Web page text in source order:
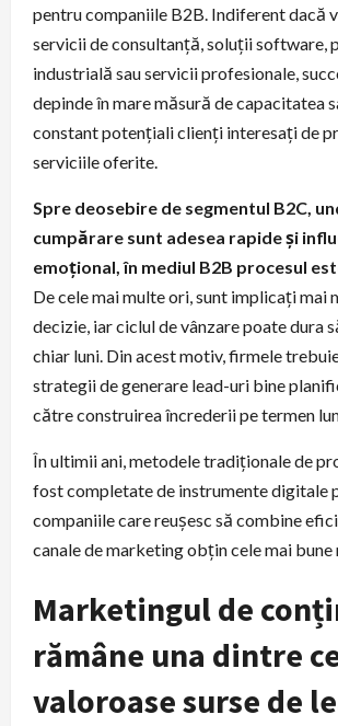
pentru companiile B2B. Indiferent dacă
servicii de consultanță, soluții software,
industrială sau servicii profesionale,
depinde în mare măsură de capacitatea
constant potențiali clienți interesați de
serviciile oferite.
Spre deosebire de segmentul B2C,
cumpărare sunt adesea rapide și
emoțional, în mediul B2B procesul
De cele mai multe ori, sunt implicați mai
decizie, iar ciclul de vânzare poate dura
chiar luni. Din acest motiv, firmele
strategii de generare lead-uri bine
către construirea încrederii pe termen
În ultimii ani, metodele tradiționale de
fost completate de instrumente digitale
companiile care reușesc să combine
canale de marketing obțin cele mai bune
Marketingul de
rămâne una dintre
valoroase surse de